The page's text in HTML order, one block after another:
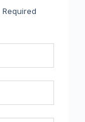
Required